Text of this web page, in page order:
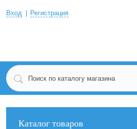
Вход Регистрация
Каталог товаров